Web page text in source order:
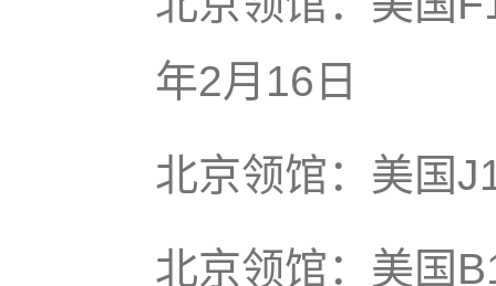
年2月16日
北京领馆：美国
北京领馆：美国